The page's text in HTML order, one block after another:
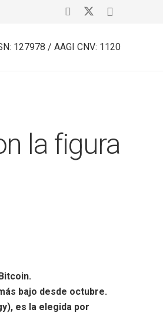
127978 / AAGI CNV: 1120
la figura
bajo desde octubre.
es la elegida por